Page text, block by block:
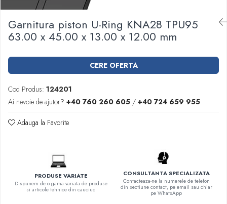
Garnituri racord filetat
Garnituri tip flanse
Pentru etansari cu gauri de trecere a
86071
Pentru flanse plate cu umar (RF) conform
DIN 2690
Garnitura piston U-Ring KNA28 TPU95
63.00 x 45.00 x 13.00 x 12.00 mm
CERE OFERTA
Cod Produs: 124201
Ai nevoie de ajutor? +40 760 260 605 / +40 724 659 955
Adauga la Favorite
PRODUSE VARIATE
Dispunem de o gama variata de produse
si articole tehnice din cauciuc
CONSULTANTA SPECIALIZATA
Contacteaza-ne la numerele de telefon
din sectiune contact, pe email sau chiar
pe WhatsApp